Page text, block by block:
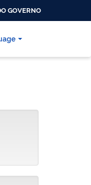
GOVERNO